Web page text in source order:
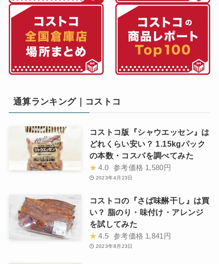
通算ランキング｜コストコ
コストコ版『シャウエッセン』は
どれくらい安い？ 1.15kgパック
の本数・コスパを調べてみた
★ 4.0 参考価格 1,580円
2023年4月23日
コストコの『さば味醂干し』は買
い？ 脂のり・味付け・アレンジ
を試してみた
★ 4.5 参考価格 1,841円
2023年8月23日